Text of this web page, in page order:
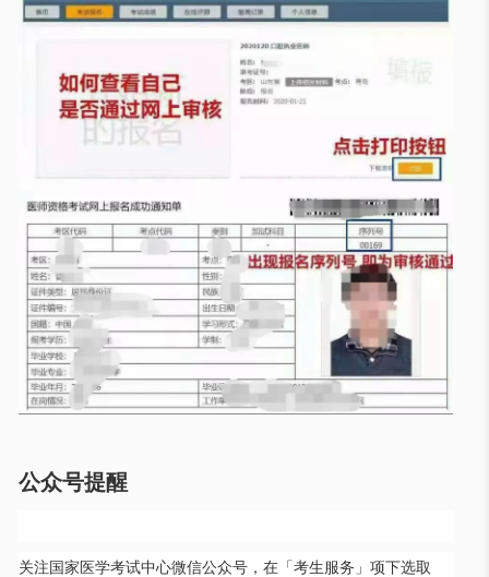
公众号提醒
关注国家医学考试中心微信公众号，在「考生服务」项下选取